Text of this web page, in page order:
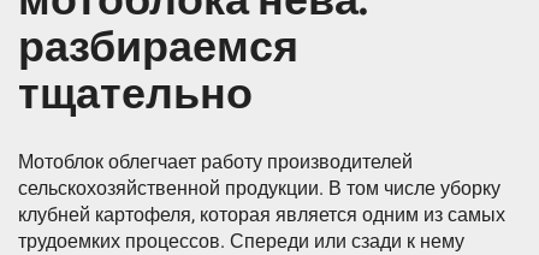
разбираемся
тщательно
Мотоблок облегчает работу производителей
сельскохозяйственной продукции. В том числе уборку
клубней картофеля, которая является одним из самых
трудоемких процессов. Спереди или сзади к нему